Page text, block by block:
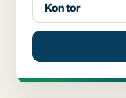
Kontor